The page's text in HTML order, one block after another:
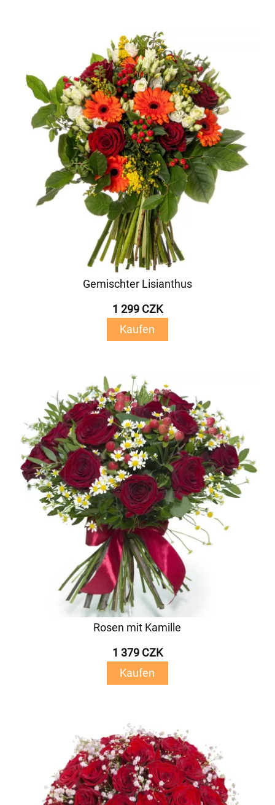
Gemischter Lisianthus
1 299 CZK
Kaufen
Rosen mit Kamille
1 379 CZK
Kaufen